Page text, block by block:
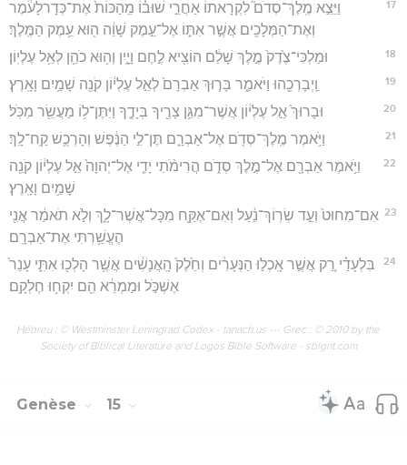
17
וַיֵּצֵ֣א מֶֽלֶךְ־סְדֹם֮ לִקְרָאתוֹ֒ אַחֲרֵ֣י שׁוּב֗וֹ מֵֽהַכּוֹת֙ אֶת־כְּדָרלָעֹ֔מֶר
וְאֶת־הַמְּלָכִ֖ים אֲשֶׁ֣ר אִתּ֑וֹ אֶל־עֵ֣מֶק שָׁוֵ֔ה ה֖וּא עֵ֥מֶק הַמֶּֽלֶךְ׃
18 וּמַלְכִּי־צֶ֙דֶק֙ מֶ֣לֶךְ שָׁלֵ֔ם הוֹצִ֖יא לֶ֣חֶם וָיָ֑יִן וְה֥וּא כֹהֵ֖ן לְאֵ֥ל עֶלְיֽוֹן׃
19 וַֽיְבָרְכֵ֖הוּ וַיֹּאמַ֑ר בָּר֤וּךְ אַבְרָם֙ לְאֵ֣ל עֶלְי֔וֹן קֹנֵ֖ה שָׁמַ֥יִם וָאָֽרֶץ׃
20 וּבָרוּךְ֙ אֵ֣ל עֶלְי֔וֹן אֲשֶׁר־מִגֵּ֥ן צָרֶ֖יךָ בְּיָדֶ֑ךָ וַיִּתֶּן־ל֥וֹ מַעֲשֵׂ֖ר מִכֹּֽל׃
21 וַיֹּ֥אמֶר מֶֽלֶךְ־סְדֹ֖ם אֶל־אַבְרָ֑ם תֶּן־לִ֣י הַנֶּ֔פֶשׁ וְהָרְכֻ֖שׁ קַֽח־לָֽךְ׃
22
וַיֹּ֥אמֶר אַבְרָ֖ם אֶל־מֶ֣לֶךְ סְדֹ֑ם הֲרִימֹ֨תִי יָדִ֤י אֶל־יְהוָה֙ אֵ֣ל עֶלְי֔וֹן קֹנֵ֖ה
שָׁמַ֥יִם וָאָֽרֶץ׃
23 אִם־מִחוּט֙ וְעַ֣ד שְׂרֽוֹךְ־נַ֔עַל וְאִם־אֶקַּ֖ח מִכָּל־אֲשֶׁר־לָ֑ךְ וְלֹ֣א תֹאמַ֔ר אֲנִ֖י
הֶעֱשַׁ֥רְתִּי אֶת־אַבְרָֽם׃
24
בִּלְעָדַ֗י רַ֚ק אֲשֶׁ֣ר אָֽכְל֣וּ הַנְּעָרִ֔ים וְחֵ֙לֶק֙ הָֽאֲנָשִׁ֔ים אֲשֶׁ֥ר הָלְכ֖וּ אִתִּ֑י עָנֵר֙
אֶשְׁכֹּ֣ל וּמַמְרֵ֔א הֵ֖ם יִקְח֥וּ חֶלְקָֽם׃
Hébreu : © Westminster Leningrad Codex - tanach.us --- Grec : © 2010 by the
Society of Biblical Literature and Logos Bible Software - sblgnt.com
Genèse 15